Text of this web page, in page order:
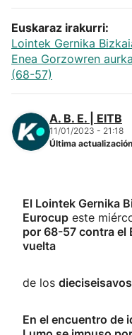
Euskaraz irakurri:
Lointek Gernika
Enea Gorzowren
(68-57)
A. B. E. | EITB
11/01/2023 - 21:18
Última actualización
El Lointek Gernika
Eurocup este
por 68-57 contra el
vuelta
de los
En el encuentro de